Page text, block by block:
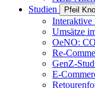
Studien
Pfeil
Interaktive
Umsätze
OeNO:
Re-
GenZ-
E-